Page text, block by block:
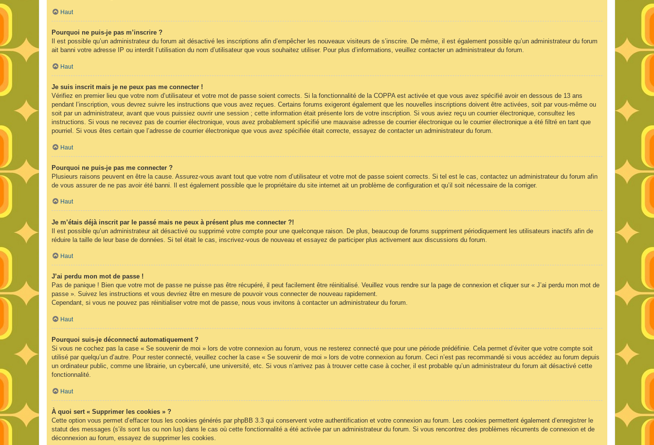
Haut
Pourquoi ne puis-je pas m’inscrire ?
Il est possible qu’un administrateur du forum ait désactivé les inscriptions afin d’empêcher les nouveaux visiteurs de s’inscrire. De même, il est également possible qu’un administrateur du forum
ait banni votre adresse IP ou interdit l’utilisation du nom d’utilisateur que vous souhaitez utiliser. Pour plus d’informations, veuillez contacter un administrateur du forum.
Haut
Je suis inscrit mais je ne peux pas me connecter !
Vérifiez en premier lieu que votre nom d’utilisateur et votre mot de passe soient corrects. Si la fonctionnalité de la COPPA est activée et que vous avez spécifié avoir en dessous de 13 ans
pendant l’inscription, vous devrez suivre les instructions que vous avez reçues. Certains forums exigeront également que les nouvelles inscriptions doivent être activées, soit par vous-même ou
soit par un administrateur, avant que vous puissiez ouvrir une session ; cette information était présente lors de votre inscription. Si vous aviez reçu un courrier électronique, consultez les
instructions. Si vous ne recevez pas de courrier électronique, vous avez probablement spécifié une mauvaise adresse de courrier électronique ou le courrier électronique a été filtré en tant que
pourriel. Si vous êtes certain que l’adresse de courrier électronique que vous avez spécifiée était correcte, essayez de contacter un administrateur du forum.
Haut
Pourquoi ne puis-je pas me connecter ?
Plusieurs raisons peuvent en être la cause. Assurez-vous avant tout que votre nom d’utilisateur et votre mot de passe soient corrects. Si tel est le cas, contactez un administrateur du forum afin
de vous assurer de ne pas avoir été banni. Il est également possible que le propriétaire du site internet ait un problème de configuration et qu’il soit nécessaire de la corriger.
Haut
Je m’étais déjà inscrit par le passé mais ne peux à présent plus me connecter ?!
Il est possible qu’un administrateur ait désactivé ou supprimé votre compte pour une quelconque raison. De plus, beaucoup de forums suppriment périodiquement les utilisateurs inactifs afin de
réduire la taille de leur base de données. Si tel était le cas, inscrivez-vous de nouveau et essayez de participer plus activement aux discussions du forum.
Haut
J’ai perdu mon mot de passe !
Pas de panique ! Bien que votre mot de passe ne puisse pas être récupéré, il peut facilement être réinitialisé. Veuillez vous rendre sur la page de connexion et cliquer sur « J’ai perdu mon mot de
passe ». Suivez les instructions et vous devriez être en mesure de pouvoir vous connecter de nouveau rapidement.
Cependant, si vous ne pouvez pas réinitialiser votre mot de passe, nous vous invitons à contacter un administrateur du forum.
Haut
Pourquoi suis-je déconnecté automatiquement ?
Si vous ne cochez pas la case « Se souvenir de moi » lors de votre connexion au forum, vous ne resterez connecté que pour une période prédéfinie. Cela permet d’éviter que votre compte soit
utilisé par quelqu’un d’autre. Pour rester connecté, veuillez cocher la case « Se souvenir de moi » lors de votre connexion au forum. Ceci n’est pas recommandé si vous accédez au forum depuis
un ordinateur public, comme une librairie, un cybercafé, une université, etc. Si vous n’arrivez pas à trouver cette case à cocher, il est probable qu’un administrateur du forum ait désactivé cette
fonctionnalité.
Haut
À quoi sert « Supprimer les cookies » ?
Cette option vous permet d’effacer tous les cookies générés par phpBB 3.3 qui conservent votre authentification et votre connexion au forum. Les cookies permettent également d’enregistrer le
statut des messages (s’ils sont lus ou non lus) dans le cas où cette fonctionnalité a été activée par un administrateur du forum. Si vous rencontrez des problèmes récurrents de connexion et de
déconnexion au forum, essayez de supprimer les cookies.